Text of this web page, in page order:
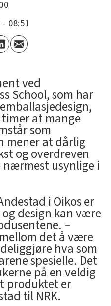
- 08:51
ved
School, som har
at mange
som
mener at dårlig
og overdreven
usynlige i
i Oikos er
design kan være
–
det å være
hva som
spesielle. Det
på en veldig
produktet er
til NRK.